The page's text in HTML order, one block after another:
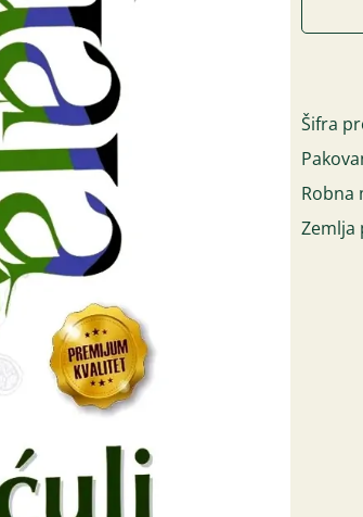
Šifra
Robna
Zemlja